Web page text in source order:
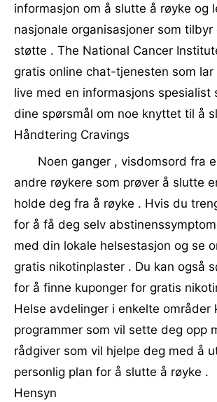
informasjon om å slutte å røyke og
nasjonale organisasjoner som
støtte . The National Cancer
gratis online chat-tjenesten som
live med en informasjons spesialist
dine spørsmål om noe knyttet til å
Håndtering Cravings
Noen ganger , visdomsord fra
andre røykere som prøver å slutte
holde deg fra å røyke . Hvis du
for å få deg selv
med din lokale helsestasjon og se
gratis nikotinplaster . Du kan også
for å finne kuponger for gratis
Helse avdelinger i enkelte områder
programmer som vil sette deg opp
rådgiver som vil hjelpe deg med å
personlig plan for å slutte å røyke .
Hensyn